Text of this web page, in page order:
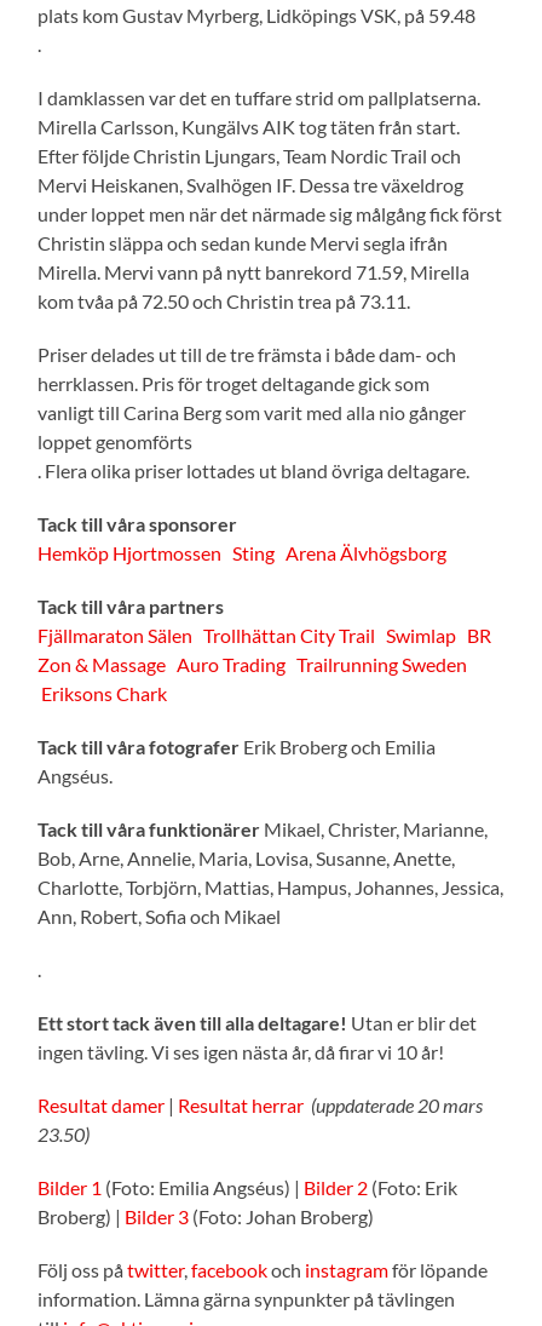
plats kom Gustav Myrberg, Lidköpings VSK, på 59.48
.
I damklassen var det en tuffare strid om pallplatserna.
Mirella Carlsson, Kungälvs AIK tog täten från start.
Efter följde Christin Ljungars, Team Nordic Trail och
Mervi Heiskanen, Svalhögen IF. Dessa tre växeldrog
under loppet men när det närmade sig målgång fick först
Christin släppa och sedan kunde Mervi segla ifrån
Mirella. Mervi vann på nytt banrekord 71.59, Mirella
kom tvåa på 72.50 och Christin trea på 73.11.
Priser delades ut till de tre främsta i både dam- och
herrklassen. Pris för troget deltagande gick som
vanligt till Carina Berg som varit med alla nio gånger
loppet genomförts
. Flera olika priser lottades ut bland övriga deltagare.
Tack till våra sponsorer
Hemköp Hjortmossen Sting Arena Älvhögsborg
Tack till våra partners
Fjällmaraton Sälen Trollhättan City Trail Swimlap BR
Zon & Massage Auro Trading Trailrunning Sweden
Eriksons Chark
Tack till våra fotografer Erik Broberg och Emilia
Angséus.
Tack till våra funktionärer Mikael, Christer, Marianne,
Bob, Arne, Annelie, Maria, Lovisa, Susanne, Anette,
Charlotte, Torbjörn, Mattias, Hampus, Johannes, Jessica,
Ann, Robert, Sofia och Mikael
.
Ett stort tack även till alla deltagare! Utan er blir det
ingen tävling. Vi ses igen nästa år, då firar vi 10 år!
Resultat damer | Resultat herrar (uppdaterade 20 mars
23.50)
Bilder 1 (Foto: Emilia Angséus) | Bilder 2 (Foto: Erik
Broberg) | Bilder 3 (Foto: Johan Broberg)
Följ oss påtwitter,facebookoch instagramför löpande
information. Lämna gärna synpunkter på tävlingen